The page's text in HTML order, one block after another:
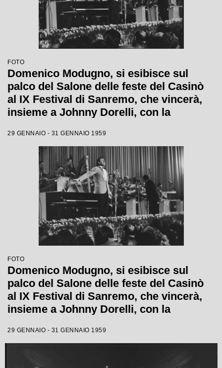
FOTO
Domenico Modugno, si esibisce sul
palco del Salone delle feste del Casinò
al IX Festival di Sanremo, che vincerà,
insieme a Johnny Dorelli, con la
29 GENNAIO - 31 GENNAIO 1959
FOTO
Domenico Modugno, si esibisce sul
palco del Salone delle feste del Casinò
al IX Festival di Sanremo, che vincerà,
insieme a Johnny Dorelli, con la
29 GENNAIO - 31 GENNAIO 1959